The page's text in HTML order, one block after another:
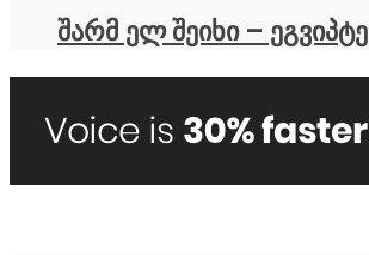
შარმ ელ შეიხი – ეგვიპტე